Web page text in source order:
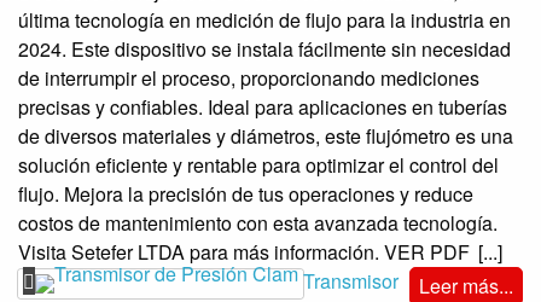
última tecnología en medición de flujo para la industria en
2024. Este dispositivo se instala fácilmente sin necesidad
de interrumpir el proceso, proporcionando mediciones
precisas y confiables. Ideal para aplicaciones en tuberías
de diversos materiales y diámetros, este flujómetro es una
solución eficiente y rentable para optimizar el control del
flujo. Mejora la precisión de tus operaciones y reduce
costos de mantenimiento con esta avanzada tecnología.
Visita Setefer LTDA para más información. VER PDF [...]
Leer más...
Transmisor